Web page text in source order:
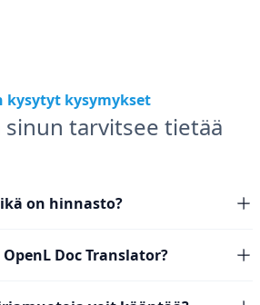
kysytyt kysymykset
sinun tarvitsee tietää
on hinnasto?
Doc Translator?